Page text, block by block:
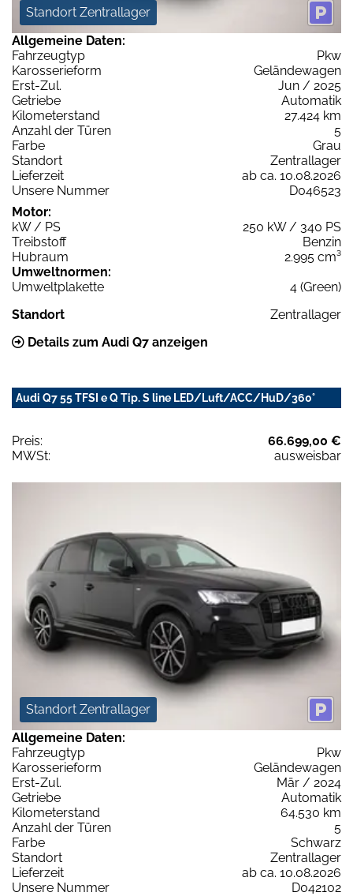
Standort Zentrallager
Allgemeine Daten:
Fahrzeugtyp
Pkw
Karosserieform
Geländewagen
Erst-Zul.
Jun / 2025
Getriebe
Automatik
Kilometerstand
27.424 km
Anzahl der Türen
5
Farbe
Grau
Standort
Zentrallager
Lieferzeit
ab ca. 10.08.2026
Unsere Nummer
D046523
Motor:
kW / PS
250 kW / 340 PS
Treibstoff
Benzin
Hubraum
2.995 cm³
Umweltnormen:
Umweltplakette
4 (Green)
Standort
Zentrallager
Details zum Audi Q7 anzeigen
Audi Q7 55 TFSI e Q Tip. S line LED/Luft/ACC/HuD/360°
Preis:
66.699,00 €
MWSt:
ausweisbar
Standort Zentrallager
Allgemeine Daten:
Fahrzeugtyp
Pkw
Karosserieform
Geländewagen
Erst-Zul.
Mär / 2024
Getriebe
Automatik
Kilometerstand
64.530 km
Anzahl der Türen
5
Farbe
Schwarz
Standort
Zentrallager
Lieferzeit
ab ca. 10.08.2026
Unsere Nummer
D042102